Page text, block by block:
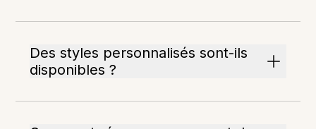
Des styles personnalisés sont-ils
disponibles ?